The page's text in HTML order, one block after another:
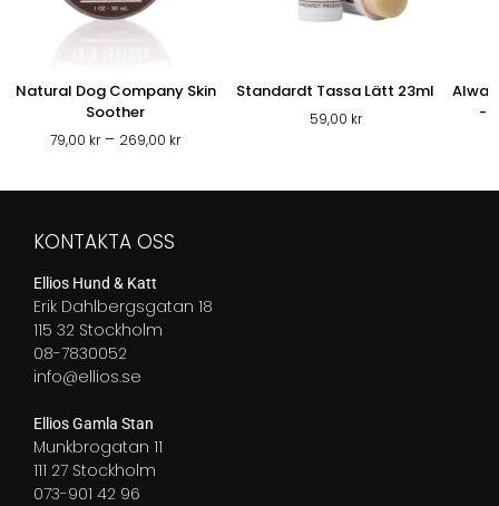
Natural Dog Company Skin
Soother
79,00 kr – 269,00 krPrisintervall:
till
Standardt Tassa Lätt 23ml
59,00 kr
-
KONTAKTA OSS
Ellios Hund & Katt
Erik Dahlbergsgatan 18
115 32 Stockholm
08-7830052
info@ellios.se
Ellios Gamla Stan
Munkbrogatan 11
111 27 Stockholm
073-901 42 96